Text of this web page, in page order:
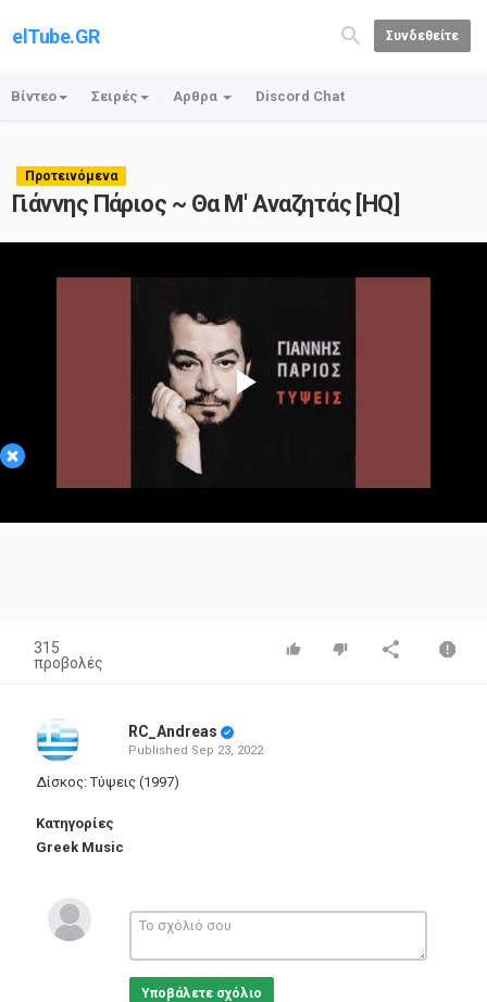
elTube.GR Συνδεθείτε
Βίντεο Σειρές Αρθρα Discord Chat
Προτεινόμενα
Γιάννης Πάριος ~ Θα Μ' Αναζητάς [HQ]
×
Video
315
προβολές
RC_Andreas
Published Sep 23, 2022
Δίσκος: Τύψεις (1997)
Κατηγορίες
Greek Music
Υποβάλετε σχόλιο